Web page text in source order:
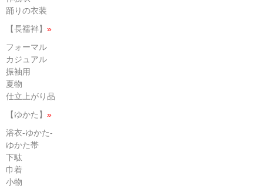
踊りの衣装
【長襦袢】 »
フォーマル
カジュアル
振袖用
夏物
仕立上がり品
【ゆかた】 »
浴衣-ゆかた-
ゆかた帯
下駄
巾着
小物